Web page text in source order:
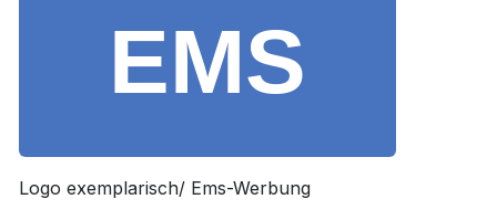
Logo exemplarisch/ Ems-Werbung